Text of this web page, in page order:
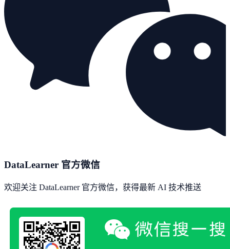
DataLearner 官方微信
欢迎关注 DataLearner 官方微信，获得最新 AI 技术推送